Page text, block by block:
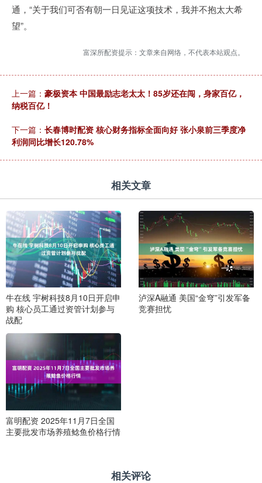
通，“关于我们可否有朝一日见证这项技术，我并不抱太大希
望”。
富深所配资提示：文章来自网络，不代表本站观点。
上一篇： 豪极资本 中国最励志老太太！85岁还在闯，身家百亿，
纳税百亿！
下一篇： 长春博时配资 核心财务指标全面向好 张小泉前三季度净
利润同比增长120.78%
相关文章
牛在线 宇树科技8月10日开启申
购 核心员工通过资管计划参与
战配
泸深A融通 美国“金穹”引发军备
竞赛担忧
富明配资 2025年11月7日全国
主要批发市场养殖鲶鱼价格行情
相关评论